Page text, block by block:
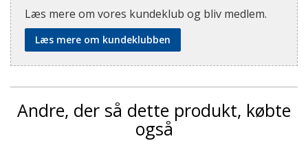
Læs mere om vores kundeklub og bliv medlem.
Læs mere om kundeklubben
Andre, der så dette produkt, købte
også